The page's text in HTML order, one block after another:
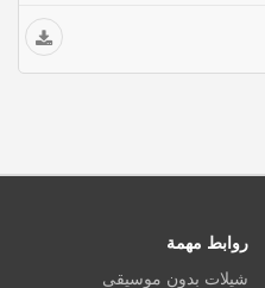
روابط مهمة
شيلات بدون موسيقى